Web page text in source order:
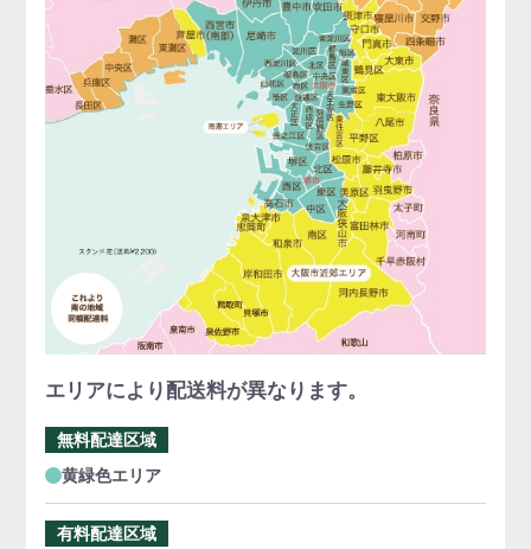
エリアにより配送料が異なります。
無料配達区域
黄緑色エリア
有料配達区域